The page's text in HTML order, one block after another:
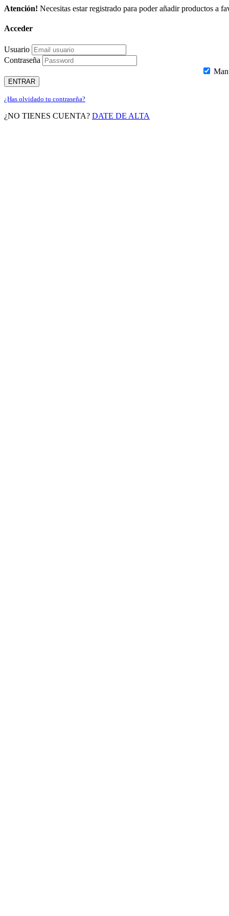
Atención! Necesitas estar registrado para poder añadir productos a
Acceder
Usuario
Contraseña
ENTRAR
¿Has olvidado tu contraseña?
¿NO TIENES CUENTA? DATE DE ALTA